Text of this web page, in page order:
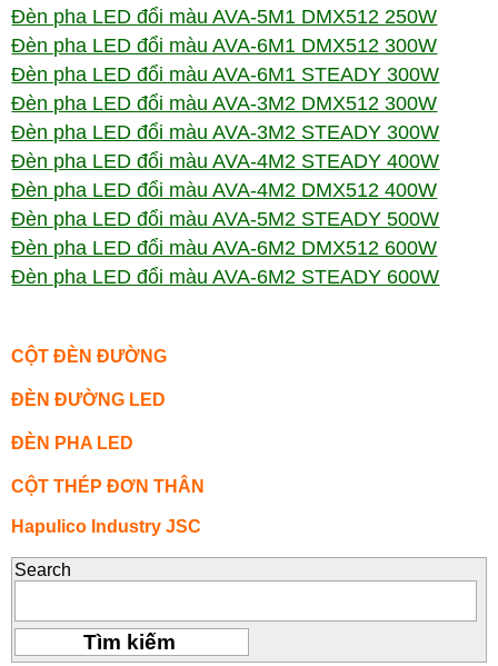
Đèn pha LED đổi màu AVA-5M1 DMX512 250W
Đèn pha LED đổi màu AVA-6M1 DMX512 300W
Đèn pha LED đổi màu AVA-6M1 STEADY 300W
Đèn pha LED đổi màu AVA-3M2 DMX512 300W
Đèn pha LED đổi màu AVA-3M2 STEADY 300W
Đèn pha LED đổi màu AVA-4M2 STEADY 400W
Đèn pha LED đổi màu AVA-4M2 DMX512 400W
Đèn pha LED đổi màu AVA-5M2 STEADY 500W
Đèn pha LED đổi màu AVA-6M2 DMX512 600W
Đèn pha LED đổi màu AVA-6M2 STEADY 600W
CỘT ĐÈN ĐƯỜNG
ĐÈN ĐƯỜNG LED
ĐÈN PHA LED
CỘT THÉP ĐƠN THÂN
Hapulico Industry JSC
Search